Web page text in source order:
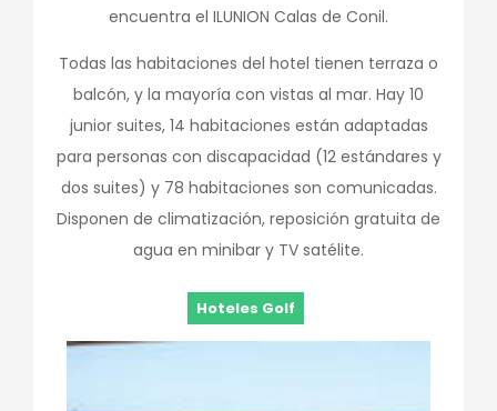
encuentra el ILUNION Calas de Conil.
Todas las habitaciones del hotel tienen terraza o
balcón, y la mayoría con vistas al mar. Hay 10
junior suites, 14 habitaciones están adaptadas
para personas con discapacidad (12 estándares y
dos suites) y 78 habitaciones son comunicadas.
Disponen de climatización, reposición gratuita de
agua en minibar y TV satélite.
Hoteles Golf